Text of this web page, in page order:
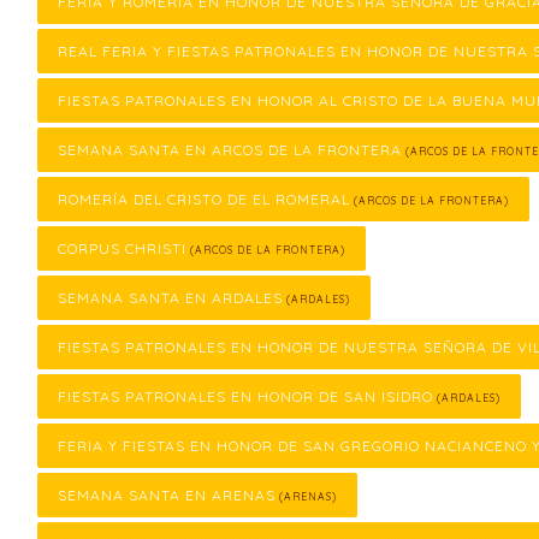
REAL FERIA Y FIESTAS PATRONALES EN HONOR DE NUESTRA
FIESTAS PATRONALES EN HONOR AL CRISTO DE LA BUENA
SEMANA SANTA EN ARCOS DE LA FRONTERA (ARCOS DE LA
ROMERÍA DEL CRISTO DE EL ROMERAL (ARCOS DE LA FRONTERA)
CORPUS CHRISTI (ARCOS DE LA FRONTERA)
SEMANA SANTA EN ARDALES (ARDALES)
FIESTAS PATRONALES EN HONOR DE NUESTRA SEÑORA DE
FIESTAS PATRONALES EN HONOR DE SAN ISIDRO (ARDALES)
FERIA Y FIESTAS EN HONOR DE SAN GREGORIO NACIANCENO
SEMANA SANTA EN ARENAS (ARENAS)